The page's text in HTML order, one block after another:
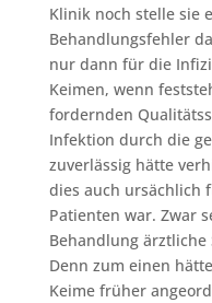
Klinik noch stelle sie
Behandlungsfehler
nur dann für die
Keimen, wenn
fordernden
Infektion durch die
zuverlässig hätte
dies auch ursächlich
Patienten war. Zwar
Behandlung
Denn zum einen
Keime früher